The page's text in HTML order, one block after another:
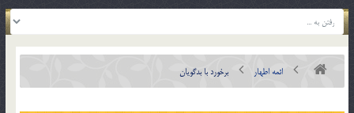
ائمه اطهار برخورد با بدگويان